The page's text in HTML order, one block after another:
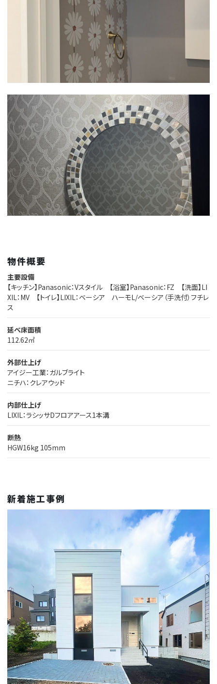
物件概要
主要設備
【キッチン】Panasonic：Vスタイル 【浴室】Panasonic：FZ 【洗面】LI
XIL：MV 【トイレ】LIXIL：ベーシア ハーモL/ベーシア（手洗付）フチレ
ス
延べ床面積
112.62㎡
外部仕上げ
アイジー工業：ガルブライト
ニチハ：クレアウッド
内部仕上げ
LIXIL：ラシッサDフロアアース1本溝
断熱
HGW16kg 105mm
新着施工事例